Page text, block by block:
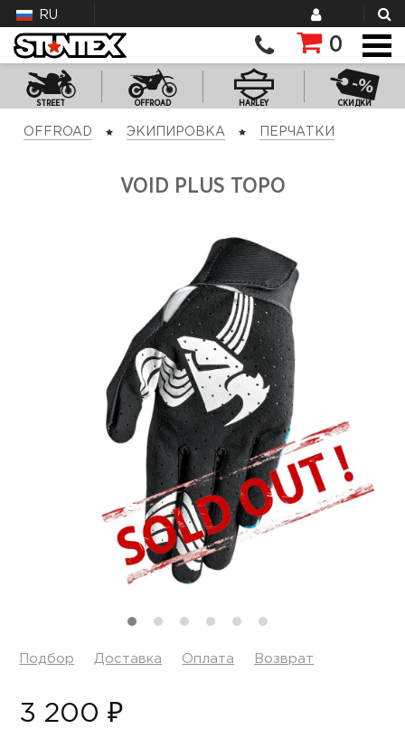
RU
0
STREET OFFROAD HARLEY СКИДКИ
OFFROAD ЭКИПИРОВКА ПЕРЧАТКИ
VOID PLUS TOPO
Подбор Доставка Оплата Возврат
3 200 ₽